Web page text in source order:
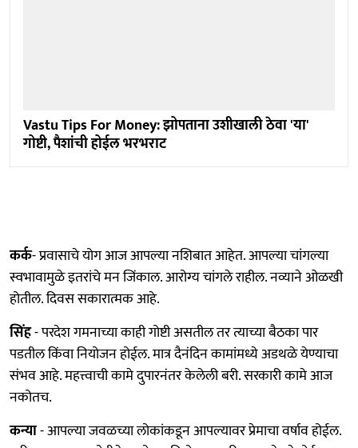
Vastu Tips For Money: झोपताना उशीखाली ठेवा 'या'
गोष्टी, पैशांची होईल भरभराट
कर्क- प्रवासाचे योग आज आपल्या नशिबात आहेत. आपल्या चांगल्या
स्वभावामुळे इतरांचे मन जिंकाल. आरोग्य चांगले राहील. नव्याने ओळखी
होतील. दिवस सकारात्मक आहे.
सिंह- परदेश गमनाच्या काही गोष्टी असतील तर त्याच्या बैठका पार
पडतील किंवा नियोजन होईल. मात्र दैनंदिन कामांमध्ये अडथळे येण्याचा
संभव आहे. महत्त्वाची कामे दुपारनंतर केलेली बरी. सरकारी कामे आज
नकोतच.
कन्या- आपल्या जवळच्या लोकांकडून आपल्यावर प्रेमाचा वर्षाव होईल.